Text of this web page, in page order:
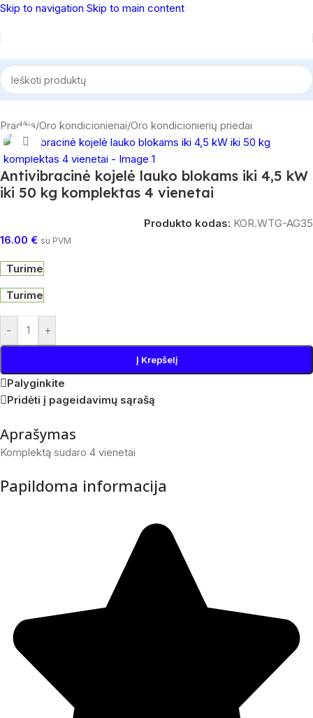
Skip to navigation Skip to main content
Pradžia/Oro kondicionieriai/Oro kondicionierių priedai
Spustelėkite, norėdami padidinti
Antivibracinė kojelė lauko blokams iki 4,5 kW
iki 50 kg komplektas 4 vienetai
Produkto kodas: KOR.WTG-AG35
16.00 € su PVM
Turime
Turime
- +
Į Krepšelį
Palyginkite
Pridėti į pageidavimų sąrašą
Aprašymas
Komplektą sudaro 4 vienetai
Papildoma informacija